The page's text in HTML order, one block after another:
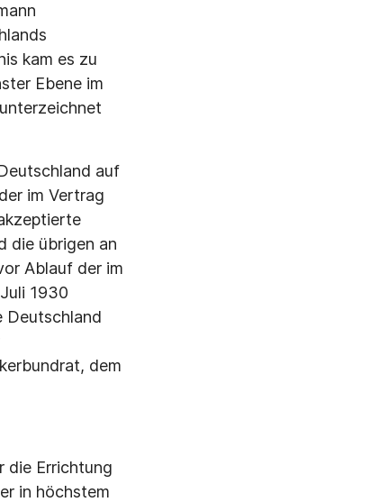
kam es zu
Ebene im
auf
im Vertrag
die übrigen an
Ablauf der im
1930
Deutschland
dem
die Errichtung
in höchstem